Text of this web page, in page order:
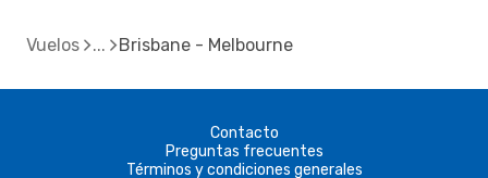
Vuelos Brisbane - Melbourne
Contacto
Preguntas frecuentes
Términos y condiciones generales